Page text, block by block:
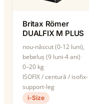
Britax Römer
DUALFIX M PLUS
nou-născut (0-12 luni),
bebeluș (9 luni-4 ani)
0–20 kg
ISOFIX / centură / isofix-
support-leg
i-Size